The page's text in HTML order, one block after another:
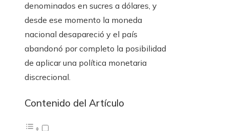
denominados en sucres a dólares, y
desde ese momento la moneda
nacional desapareció y el país
abandonó por completo la posibilidad
de aplicar una política monetaria
discrecional.
Contenido del Artículo